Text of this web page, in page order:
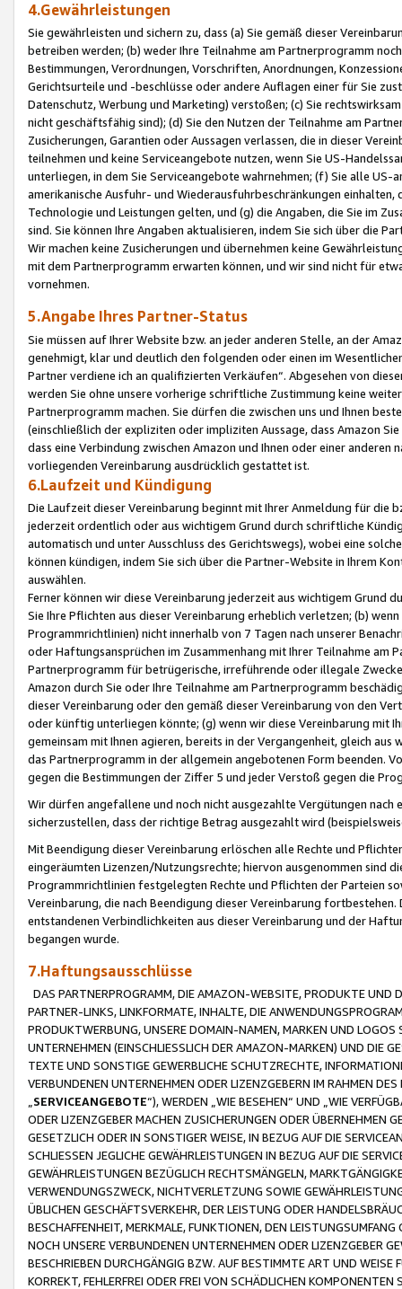
4.Gewährleistungen
Sie gewährleisten und sichern zu, dass (a) Sie gemäß dieser
betreiben werden; (b) weder Ihre Teilnahme am Partnerprogramm
Bestimmungen, Verordnungen, Vorschriften, Anordnungen,
Gerichtsurteile und -beschlüsse oder andere Auflagen einer für Sie
Datenschutz, Werbung und Marketing) verstoßen; (c) Sie
nicht geschäftsfähig sind); (d) Sie den Nutzen der Teilnahme am
Zusicherungen, Garantien oder Aussagen verlassen, die in dieser
teilnehmen und keine Serviceangebote nutzen, wenn Sie US-
unterliegen, in dem Sie Serviceangebote wahrnehmen; (f) Sie alle
amerikanische Ausfuhr- und Wiederausfuhrbeschränkungen
Technologie und Leistungen gelten, und (g) die Angaben, die Sie im
sind. Sie können Ihre Angaben aktualisieren, indem Sie sich über die
Wir machen keine Zusicherungen und übernehmen keine
mit dem Partnerprogramm erwarten können, und wir sind nicht für
vornehmen.
5.Angabe Ihres Partner-Status
Sie müssen auf Ihrer Website bzw. an jeder anderen Stelle, an der
genehmigt, klar und deutlich den folgenden oder einen im
Partner verdiene ich an qualifizierten Verkäufen“. Abgesehen von
werden Sie ohne unsere vorherige schriftliche Zustimmung keine
Partnerprogramm machen. Sie dürfen die zwischen uns und Ihnen
(einschließlich der expliziten oder impliziten Aussage, dass Amazon
dass eine Verbindung zwischen Amazon und Ihnen oder einer
vorliegenden Vereinbarung ausdrücklich gestattet ist.
6.Laufzeit und Kündigung
Die Laufzeit dieser Vereinbarung beginnt mit Ihrer Anmeldung für die
jederzeit ordentlich oder aus wichtigem Grund durch schriftliche
automatisch und unter Ausschluss des Gerichtswegs), wobei eine
können kündigen, indem Sie sich über die Partner-Website in Ihrem
auswählen.
Ferner können wir diese Vereinbarung jederzeit aus wichtigem Grund
Sie Ihre Pflichten aus dieser Vereinbarung erheblich verletzen; (b)
Programmrichtlinien) nicht innerhalb von 7 Tagen nach unserer
oder Haftungsansprüchen im Zusammenhang mit Ihrer Teilnahme am
Partnerprogramm für betrügerische, irreführende oder illegale
Amazon durch Sie oder Ihre Teilnahme am Partnerprogramm
dieser Vereinbarung oder den gemäß dieser Vereinbarung von den
oder künftig unterliegen könnte; (g) wenn wir diese Vereinbarung mit
gemeinsam mit Ihnen agieren, bereits in der Vergangenheit, gleich
das Partnerprogramm in der allgemein angebotenen Form beenden.
gegen die Bestimmungen der Ziffer 5 und jeder Verstoß gegen die
Wir dürfen angefallene und noch nicht ausgezahlte Vergütungen
sicherzustellen, dass der richtige Betrag ausgezahlt wird
Mit Beendigung dieser Vereinbarung erlöschen alle Rechte und
eingeräumten Lizenzen/Nutzungsrechte; hiervon ausgenommen sind
Programmrichtlinien festgelegten Rechte und Pflichten der Parteien
Vereinbarung, die nach Beendigung dieser Vereinbarung
entstandenen Verbindlichkeiten aus dieser Vereinbarung und der
begangen wurde.
7.Haftungsausschlüsse
DAS PARTNERPROGRAMM, DIE AMAZON-WEBSITE, PRODUKTE UND
PARTNER-LINKS, LINKFORMATE, INHALTE, DIE
PRODUKTWERBUNG, UNSERE DOMAIN-NAMEN, MARKEN UND
UNTERNEHMEN (EINSCHLIESSLICH DER AMAZON-MARKEN) UND DIE
TEXTE UND SONSTIGE GEWERBLICHE SCHUTZRECHTE,
VERBUNDENEN UNTERNEHMEN ODER LIZENZGEBERN IM RAHMEN
SERVICEANGEBOTE“), WERDEN „WIE BESEHEN“ UND „WIE
ODER LIZENZGEBER MACHEN ZUSICHERUNGEN ODER ÜBERNEHMEN
GESETZLICH ODER IN SONSTIGER WEISE, IN BEZUG AUF DIE
SCHLIESSEN JEGLICHE GEWÄHRLEISTUNGEN IN BEZUG AUF DIE
GEWÄHRLEISTUNGEN BEZÜGLICH RECHTSMÄNGELN,
VERWENDUNGSZWECK, NICHTVERLETZUNG SOWIE
ÜBLICHEN GESCHÄFTSVERKEHR, DER LEISTUNG ODER
BESCHAFFENHEIT, MERKMALE, FUNKTIONEN, DEN
NOCH UNSERE VERBUNDENEN UNTERNEHMEN ODER LIZENZGEBER
BESCHRIEBEN DURCHGÄNGIG BZW. AUF BESTIMMTE ART UND
KORREKT, FEHLERFREI ODER FREI VON SCHÄDLICHEN